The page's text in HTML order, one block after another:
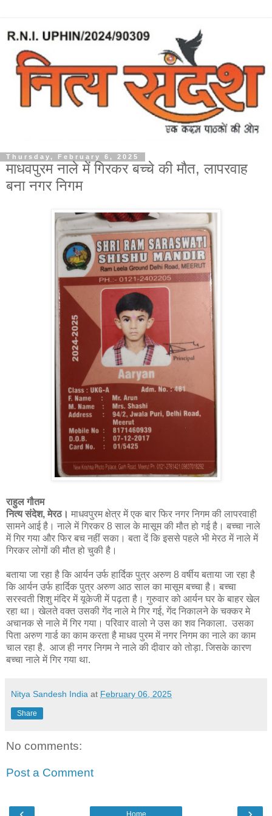
Thursday, February 6, 2025
माधवपुरम नाले में गिरकर बच्चे की मौत, लापरवाह
बना नगर निगम
राहुल गौतम
नित्य संदेश, मेरठ। माधवपुरम क्षेत्र में एक बार फिर नगर निगम की लापरवाही
सामने आई है। नाले में गिरकर 8 साल के मासूम की मौत हो गई है। बच्चा नाले
में गिर गया और फिर बच नहीं सका। बता दें कि इससे पहले भी मेरठ में नाले में
गिरकर लोगों की मौत हो चुकी है।
बताया जा रहा है कि आर्यन उर्फ हार्दिक पुत्र अरुण 8 वर्षीय बताया जा रहा है
कि आर्यन उर्फ हार्दिक पुत्र अरुण आठ साल का मासूम बच्चा है। बच्चा
सरस्वती शिशु मंदिर में यूकेजी में पढ़ता है। गुरुवार को आर्यन घर के बाहर खेल
रहा था। खेलते वक्त उसकी गेंद नाले मे गिर गई, गेंद निकालने के चक्कर मे
अचानक से नाले में गिर गया। परिवार वालो ने उस का शव निकाला. उसका
पिता अरुण गार्ड का काम करता है माधव पुरम में नगर निगम का नाले का काम
चाल रहा है. आज ही नगर निगम ने नाले की दीवार को तोड़ा. जिसके कारण
बच्चा नाले में गिर गया था.
Nitya Sandesh India at February 06, 2025
Share
No comments:
Post a Comment
Home